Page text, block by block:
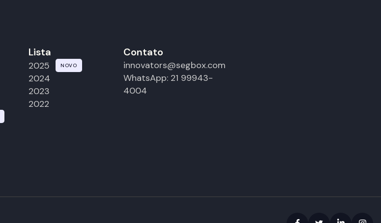
Lista
2025 NOVO
2024
2023
2022
Contato
innovators@segbox.com
WhatsApp: 21 99943-
4004